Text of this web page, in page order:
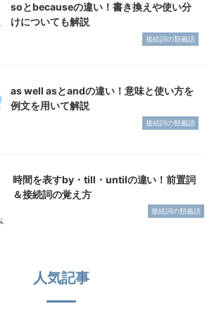
soとbecauseの違い！書き換えや使い分
けについても解説
接続詞の類義語
as well asとandの違い！意味と使い方を
例文を用いて解説
接続詞の類義語
時間を表すby・till・untilの違い！前置詞
＆接続詞の覚え方
接続詞の類義語
人気記事